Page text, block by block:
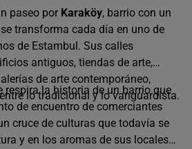
paseo por Karaköy, barrio con un
transforma cada día en uno de
de Estambul. Sus calles
antiguos, tiendas de arte,
de arte contemporáneo,
lo tradicional y lo vanguardista.
respira la historia de un barrio que
de encuentro de comerciantes
cruce de culturas que todavía se
y en los aromas de sus locales